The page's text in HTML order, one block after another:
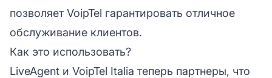
позволяет VoipTel гарантировать отличное
обслуживание клиентов.
Как это использовать?
LiveAgent и VoipTel Italia теперь партнеры, что